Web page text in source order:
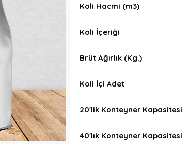
Koli Hacmi (m3)
Koli İçeriği
Brüt Ağırlık (Kg.)
Koli İçi Adet
20'lik Konteyner Kapasitesi
40'lık Konteyner Kapasitesi